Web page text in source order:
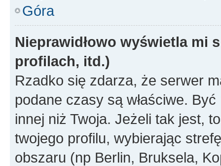
Góra
Nieprawidłowo wyświetla mi
profilach, itd.)
Rzadko się zdarza, że serwer
podane czasy są właściwe.
innej niż Twoja. Jeżeli tak jest,
twojego profilu, wybierając
obszaru (np Berlin, Bruksela,